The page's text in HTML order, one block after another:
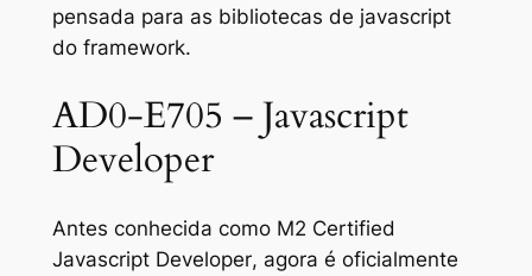
pensada para as bibliotecas de javascript
do framework.
AD0-E705 – Javascript
Developer
Antes conhecida como M2 Certified
Javascript Developer, agora é oficialmente